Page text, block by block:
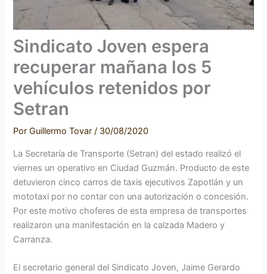
Sindicato Joven espera
recuperar mañana los 5
vehículos retenidos por
Setran
PorGuillermo Tovar/ 30/08/2020
La Secretaría de Transporte (Setran) del estado realizó el
viernes un operativo en Ciudad Guzmán. Producto de este
detuvieron cinco carros de taxis ejecutivos Zapotlán y un
mototaxi por no contar con una autorización o concesión.
Por este motivo choferes de esta empresa de transportes
realizaron una manifestación en la calzada Madero y
Carranza.
El secretario general del Sindicato Joven, Jaime Gerardo